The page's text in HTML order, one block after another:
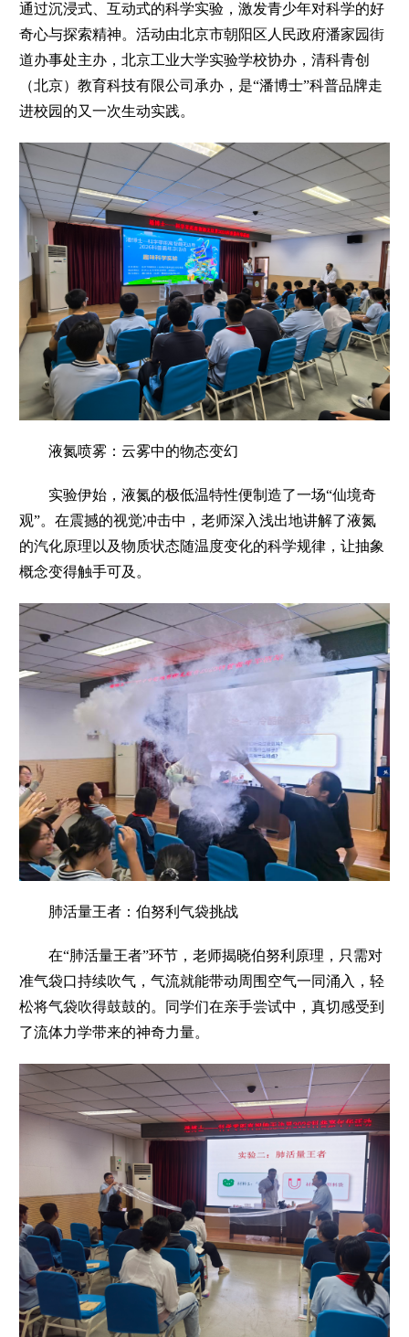
通过沉浸式、互动式的科学实验，激发青少年对科学的好
奇心与探索精神。活动由北京市朝阳区人民政府潘家园街
道办事处主办，北京工业大学实验学校协办，清科青创
（北京）教育科技有限公司承办，是“潘博士”科普品牌走
进校园的又一次生动实践。
液氮喷雾：云雾中的物态变幻
实验伊始，液氮的极低温特性便制造了一场“仙境奇
观”。在震撼的视觉冲击中，老师深入浅出地讲解了液氮
的汽化原理以及物质状态随温度变化的科学规律，让抽象
概念变得触手可及。
肺活量王者：伯努利气袋挑战
在“肺活量王者”环节，老师揭晓伯努利原理，只需对
准气袋口持续吹气，气流就能带动周围空气一同涌入，轻
松将气袋吹得鼓鼓的。同学们在亲手尝试中，真切感受到
了流体力学带来的神奇力量。